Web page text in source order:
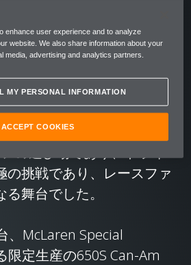
年代初頭にかけて開催され
メリカン・チャレンジカッ
ーツカテゴリーのひとつで
なし、最低重量制限なし、
設計が取り入れられたCan-
の挑戦であり、レースファ
舞台でした。
、McLaren Special
定生産の650S Can-Am
enhance user experience and to analyze
website. We also share information about your
media, advertising and analytics partners.
MY PERSONAL INFORMATION
ACCEPT COOKIES